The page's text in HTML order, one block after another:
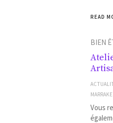
READ
BIEN
Vous